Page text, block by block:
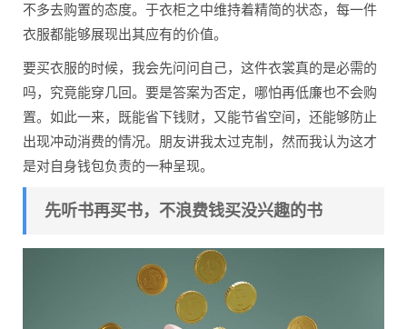
不多去购置的态度。于衣柜之中维持着精简的状态，每一件
衣服都能够展现出其应有的价值。
要买衣服的时候，我会先问问自己，这件衣裳真的是必需的
吗，究竟能穿几回。要是答案为否定，哪怕再低廉也不会购
置。如此一来，既能省下钱财，又能节省空间，还能够防止
出现冲动消费的情况。朋友讲我太过克制，然而我认为这才
是对自身钱包负责的一种呈现。
先听书再买书，不浪费钱买没兴趣的书